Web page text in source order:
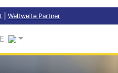
Weltweite Partner